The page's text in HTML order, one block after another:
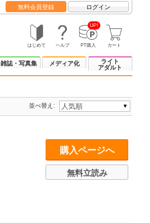
無料会員登録 ログイン
はじめて ヘルプ
UP!
PT購入 カート
雑誌・写真集 メディア化
ライト
アダルト
並べ替え:
購入ページへ
無料立読み